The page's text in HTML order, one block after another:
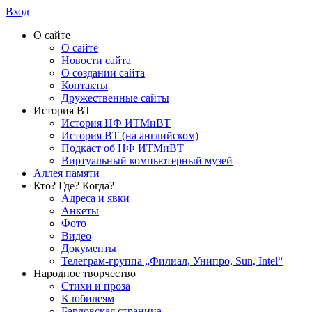
Вход
О сайте
О сайте
Новости сайта
О создании сайта
Контакты
Дружественные сайты
История ВТ
История НФ ИТМиВТ
История ВТ (на английском)
Подкаст об НФ ИТМиВТ
Виртуальный компьютерный музей
Аллея памяти
Кто? Где? Когда?
Адреса и явки
Анкеты
Фото
Видео
Документы
Телеграм-группа „Филиал, Унипро, Sun, Intel“
Народное творчество
Стихи и проза
К юбилеям